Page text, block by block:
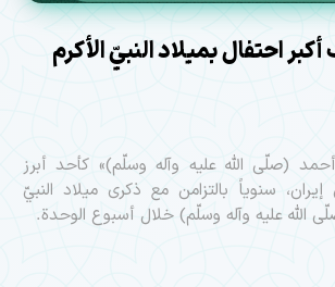
احتفال بميلاد النبيّ الأكرم
(صلّى الله عليه وآله وسلّم)» كأحد أبرز
إيران، سنوياً بالتزامن مع ذكرى ميلاد النبيّ
عليه وآله وسلّم) خلال أسبوع الوحدة.